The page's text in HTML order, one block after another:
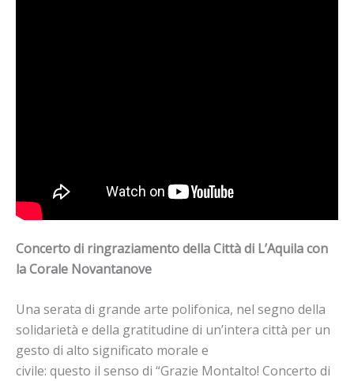
Concerto di ringraziamento della Città di L’Aquila con
la Corale Novantanove
Una serata di grande arte polifonica, nel segno della
solidarietà e della gratitudine di un’intera città per un
gesto di alto significato morale e
civile: questo il senso di “Grazie Montalto! Concerto di